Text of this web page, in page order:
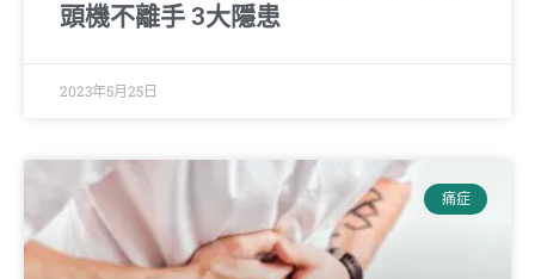
頭機不離手 3大隱患
2023年5月25日
痛症